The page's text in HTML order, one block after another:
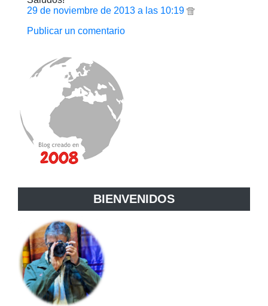
29 de noviembre de 2013 a las 10:19
Publicar un comentario
BIENVENIDOS